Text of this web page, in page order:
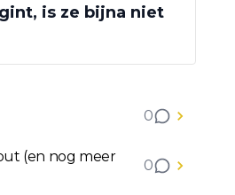
is ze bijna niet
0
(en nog meer
0